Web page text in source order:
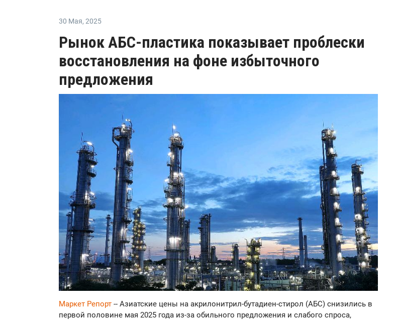
30 Мая, 2025
Рынок АБС-пластика показывает проблески
восстановления на фоне избыточного
предложения
Маркет Репорт -- Азиатские цены на акрилонитрил-бутадиен-стирол (АБС) снизились в
первой половине мая 2025 года из-за обильного предложения и слабого спроса,